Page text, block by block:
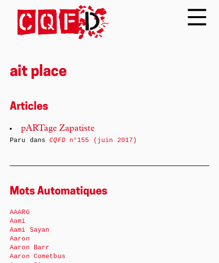
ait place
Articles
pARTage Zapatiste
Paru dansCQFDn°155 (juin 2017)
Mots Automatiques
AAARG
Aami
Aami Sayan
Aaron
Aaron Barr
Aaron Cometbus